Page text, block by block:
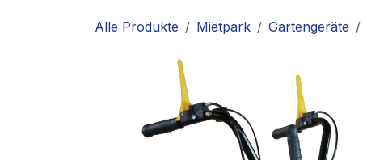
Alle Produkte Mietpark Gartengeräte